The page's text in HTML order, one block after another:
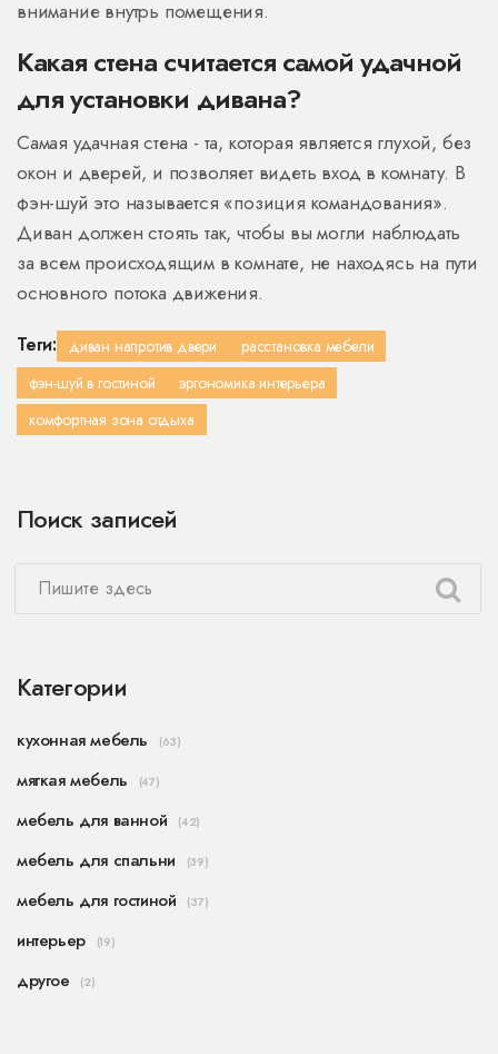
внимание внутрь помещения.
Какая стена считается самой удачной
для установки дивана?
Самая удачная стена - та, которая является глухой, без
окон и дверей, и позволяет видеть вход в комнату. В
фэн-шуй это называется «позиция командования».
Диван должен стоять так, чтобы вы могли наблюдать
за всем происходящим в комнате, не находясь на пути
основного потока движения.
Теги: диван напротив двери
расстановка мебели
фэн-шуй в гостиной
эргономика интерьера
комфортная зона отдыха
Поиск записей
Категории
кухонная мебель (63)
мягкая мебель (47)
мебель для ванной (42)
мебель для спальни (39)
мебель для гостиной (37)
интерьер (19)
другое (2)